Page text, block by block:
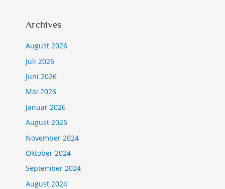
Archives
August 2026
Juli 2026
Juni 2026
Mai 2026
Januar 2026
August 2025
November 2024
Oktober 2024
September 2024
August 2024